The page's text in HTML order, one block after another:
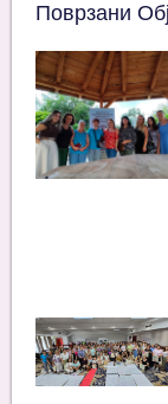
Поврзани